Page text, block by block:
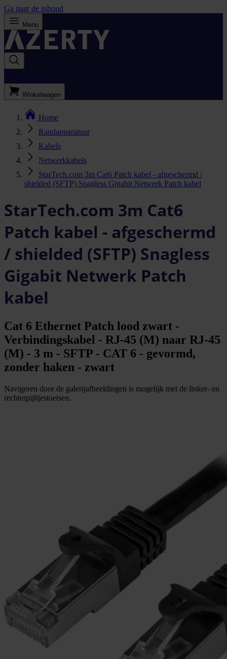
Ga naar de inhoud
Menu
Bestellijst
Winkelwagen
Home
Randapparatuur
Kabels
Netwerkkabels
StarTech.com 3m Cat6 Patch kabel - afgeschermd /
shielded (SFTP) Snagless Gigabit Netwerk Patch kabel
StarTech.com 3m Cat6
Patch kabel - afgeschermd
/ shielded (SFTP) Snagless
Gigabit Netwerk Patch
kabel
Cat 6 Ethernet Patch lood zwart -
Verbindingskabel - RJ-45 (M) naar RJ-45
(M) - 3 m - SFTP - CAT 6 - gevormd,
zonder haken - zwart
Navigeren door de galerijafbeeldingen is mogelijk met de linker- en
rechterpijltjestoetsen.